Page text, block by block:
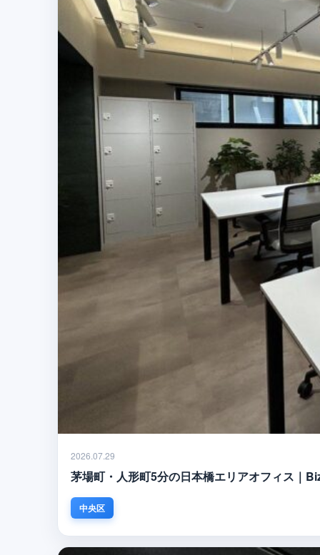
2026.07.29
茅場町・人形町5分の日本橋エリアオフィス｜
中央区